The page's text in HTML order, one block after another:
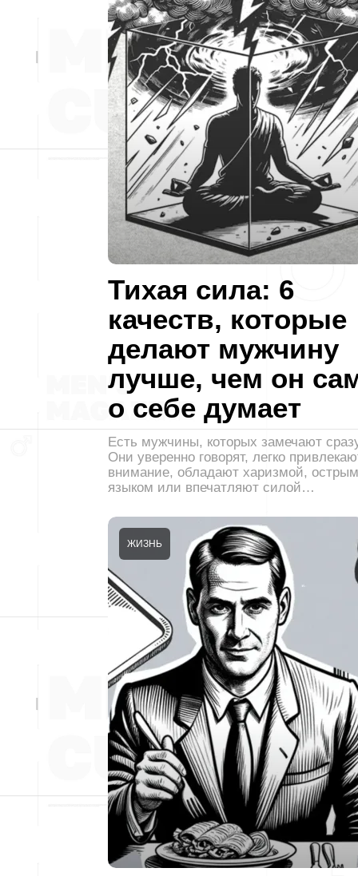
Тихая сила: 6
качеств, которые
делают мужчину
лучше, чем он
о себе думает
Есть мужчины, которых замечают
Они уверенно говорят, легко
внимание, обладают харизмой, острым
языком или впечатляют силой…
ЖИЗНЬ